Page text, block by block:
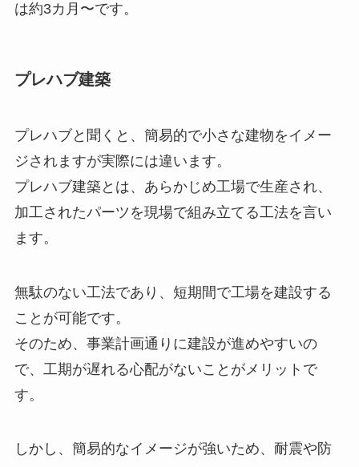
は約3カ月〜です。
プレハブ建築
プレハブと聞くと、簡易的で小さな建物をイメー
ジされますが実際には違います。
プレハブ建築とは、あらかじめ工場で生産され、
加工されたパーツを現場で組み立てる工法を言い
ます。
無駄のない工法であり、短期間で工場を建設する
ことが可能です。
そのため、事業計画通りに建設が進めやすいの
で、工期が遅れる心配がないことがメリットで
す。
しかし、簡易的なイメージが強いため、耐震や防